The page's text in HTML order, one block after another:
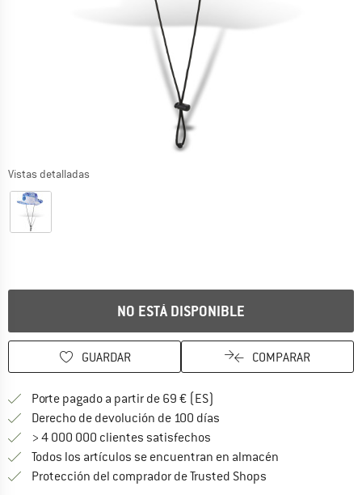
Vistas detalladas
NO ESTÁ DISPONIBLE
GUARDAR COMPARAR
Porte pagado a partir de 69 € (ES)
Derecho de devolución de 100 días
> 4 000 000 clientes satisfechos
Todos los artículos se encuentran en almacén
Protección del comprador de Trusted Shops